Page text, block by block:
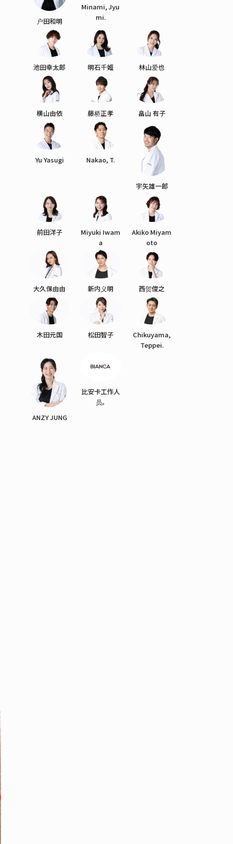
户田和明
Minami, Jyu
mi.
池田幸太郎 明石千姬 林山爱也
横山由依 藤桥正孝 畠山 有子
Yu Yasugi Nakao, T.
宇矢雄一郎
前田洋子
Miyuki Iwam
a
Akiko Miyam
oto
大久保由由 新内义明 西贺俊之
木田元国 松田智子
Chikuyama,
Teppei.
ANZY JUNG
比安卡工作人
员。